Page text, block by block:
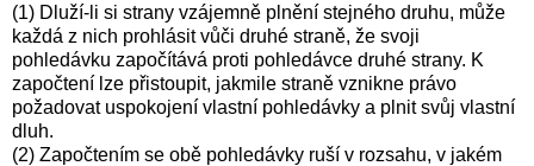
(1) Dluží-li si strany vzájemně plnění stejného druhu, může
každá z nich prohlásit vůči druhé straně, že svoji
pohledávku započítává proti pohledávce druhé strany. K
započtení lze přistoupit, jakmile straně vznikne právo
požadovat uspokojení vlastní pohledávky a plnit svůj vlastní
dluh.
(2) Započtením se obě pohledávky ruší v rozsahu, v jakém